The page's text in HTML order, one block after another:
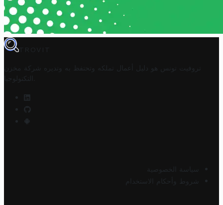
TROVIT
تروفيت تونس هو دليل أعمال تملكه وتحتفظ به وتديره
شركة مخزن
التكنولوجيا
سياسة الخصوصية
شروط وأحكام الاستخدام